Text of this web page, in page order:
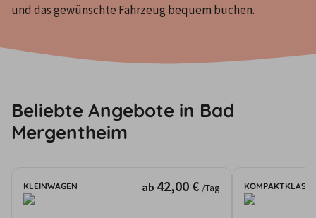
und das gewünschte Fahrzeug bequem buchen.
Beliebte Angebote in Bad
Mergentheim
KLEINWAGEN ab 42,00 € /Tag KOMPAKTKLASSE